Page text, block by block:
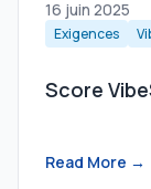
16 juin 2025
Exigences
Score
Read More →